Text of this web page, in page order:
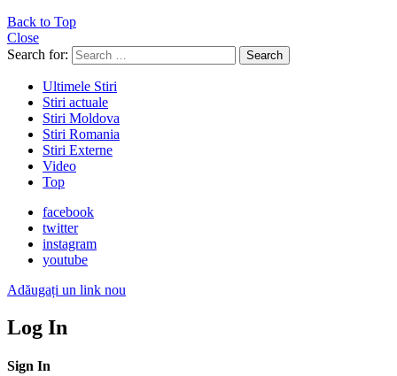
Back to Top
Close
Search for:
Search
Ultimele Stiri
Stiri actuale
Stiri Moldova
Stiri Romania
Stiri Externe
Video
Top
facebook
twitter
instagram
youtube
Adăugați un link nou
Log In
Sign In